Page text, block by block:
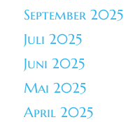
September 2025
Juli 2025
Juni 2025
Mai 2025
April 2025